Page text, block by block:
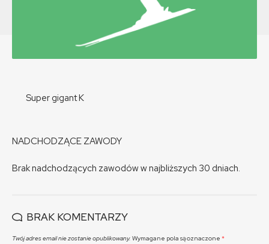
Super gigant K
NADCHODZĄCE ZAWODY
Brak nadchodzących zawodów w najbliższych 30 dniach.
BRAK KOMENTARZY
Twój adres email nie zostanie opublikowany. Wymagane pola są oznaczone *